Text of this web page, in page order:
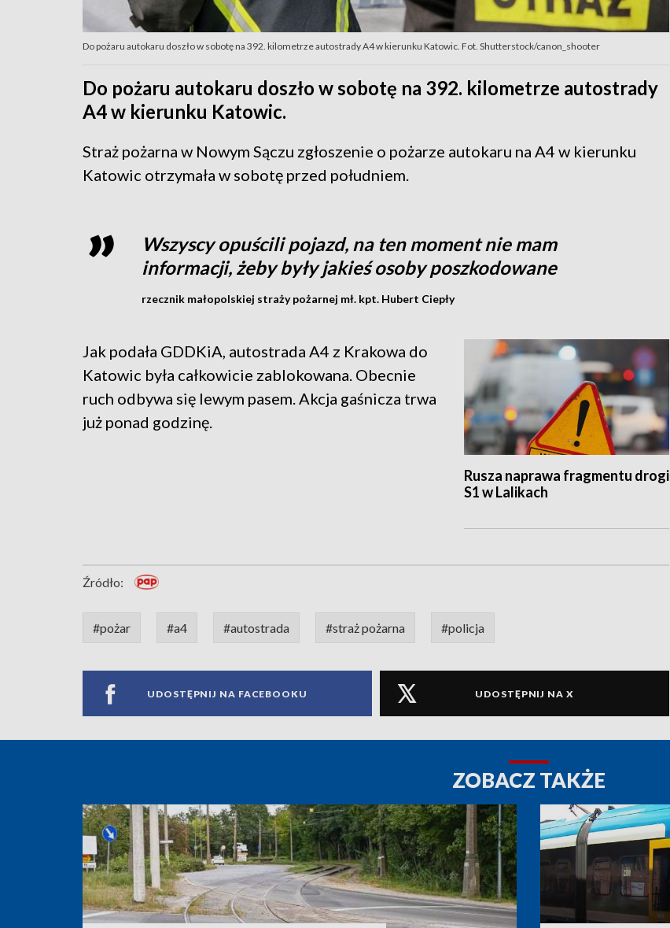
Do pożaru autokaru doszło w sobotę na 392. kilometrze autostrady A4 w kierunku Katowic. Fot. Shutterstock/canon_shooter
Do pożaru autokaru doszło w sobotę na 392. kilometrze autostrady
A4 w kierunku Katowic.
Straż pożarna w Nowym Sączu zgłoszenie o pożarze autokaru na A4 w kierunku
Katowic otrzymała w sobotę przed południem.
Wszyscy opuścili pojazd, na ten moment nie mam
informacji, żeby były jakieś osoby poszkodowane
rzecznik małopolskiej straży pożarnej mł. kpt. Hubert Ciepły
Rusza naprawa fragmentu drogi
S1 w Lalikach
Jak podała GDDKiA, autostrada A4 z Krakowa do
Katowic była całkowicie zablokowana. Obecnie
ruch odbywa się lewym pasem. Akcja gaśnicza trwa
już ponad godzinę.
Źródło:
#pożar #a4 #autostrada #straż pożarna #policja
UDOSTĘPNIJ NA FACEBOOKU UDOSTĘPNIJ NA X
ZOBACZ TAKŻE